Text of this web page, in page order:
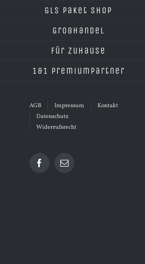
GLS Paket Shop
Großhandel
Für Zuhause
1&1 Premiumpartner
AGB Impressum
Kontakt
Datenschutz
Widerrufsrecht
Facebook
E-